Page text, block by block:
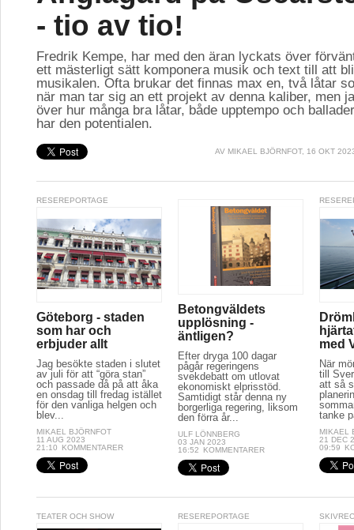
- tio av tio!
Fredrik Kempe, har med den äran lyckats över
ett mästerligt sätt komponera musik och text till att
musikalen. Ofta brukar det finnas max en, två låtar
när man tar sig an ett projekt av denna kaliber, men
över hur många bra låtar, både upptempo och
har den potentialen.
AV MIKAEL BJÖRNFOT, 16 OKT
RESEREPORTAGE
Göteborg - staden
som har och
erbjuder allt
Jag besökte staden i slutet
av juli för att “göra stan”
och passade då på att åka
en onsdag till fredag istället
för den vanliga helgen och
blev...
MIKAEL BJÖRNFOT
11 AUG 2023
21:10
KOMMENTARER
Betongväldets
upplösning -
äntligen?
Efter dryga 100 dagar
pågår regeringens
svekdebatt om utlovat
ekonomiskt elprisstöd.
Samtidigt står denna ny
borgerliga regering, liksom
den förra år...
ULF LÖNNBERG
03 JAN 2023
16:52
KOMMENTARER
med
När
till
att så
tanke
MIKAEL
21 DEC
09:59
TEATER OCH SHOW RESEREPORTAGE